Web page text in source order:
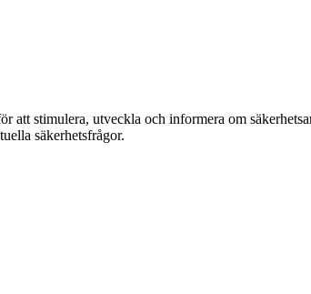
stimulera, utveckla och informera om
säkerhetsfrågor.